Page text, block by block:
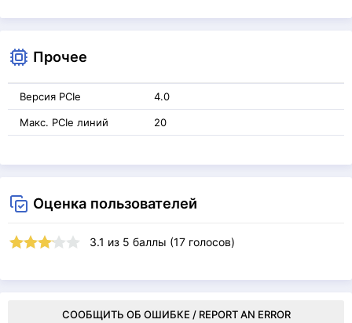
Прочее
Версия PCIe 4.0
Макс. PCIe линий 20
Оценка пользователей
3.1 из 5 баллы (17 голосов)
СООБЩИТЬ ОБ ОШИБКЕ / REPORT AN ERROR